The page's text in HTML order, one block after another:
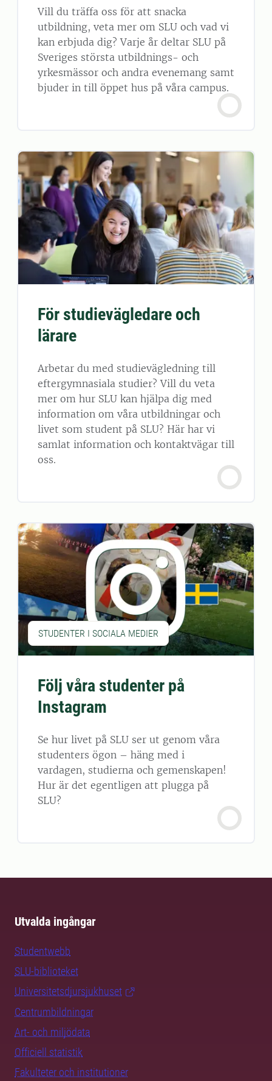
Vill du träffa oss för att snacka
utbildning, veta mer om SLU och vad vi
kan erbjuda dig? Varje år deltar SLU på
Sveriges största utbildnings- och
yrkesmässor och andra evenemang samt
bjuder in till öppet hus på våra campus.
För studievägledare och
lärare
Arbetar du med studievägledning till
eftergymnasiala studier? Vill du veta
mer om hur SLU kan hjälpa dig med
information om våra utbildningar och
livet som student på SLU? Här har vi
samlat information och kontaktvägar till
oss.
STUDENTER I SOCIALA MEDIER
Följ våra studenter på
Instagram
Se hur livet på SLU ser ut genom våra
studenters ögon – häng med i
vardagen, studierna och gemenskapen!
Hur är det egentligen att plugga på
SLU?
Utvalda ingångar
Studentwebb
SLU-biblioteket
Universitetsdjursjukhuset
Centrumbildningar
Art- och miljödata
Officiell statistik
Fakulteter och institutioner